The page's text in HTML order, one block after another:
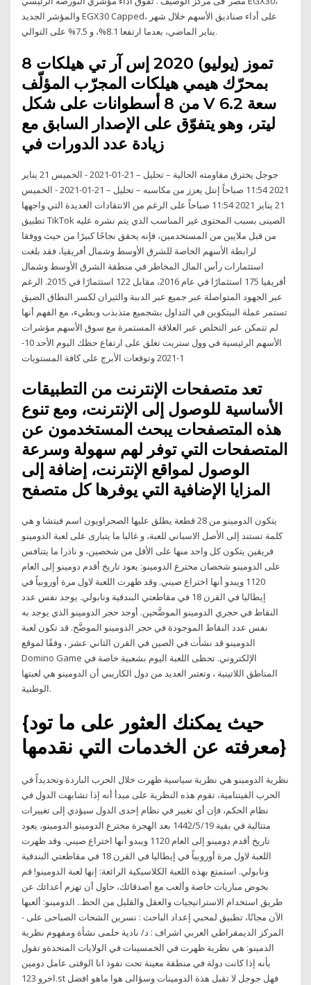
والمؤشر الجديد EGX30 Capped، على أداء صناديق الأسهم خلال شهر
يناير الماضي، بعدما ارتفعا 8.1%، و 7.5% على التوالي.
8 تموز (يوليو) 2020 إس آر تي هيلكات
بمحرّك هيمي هيلكات المجرّب المؤلّف
من 8 أسطوانات على شكل V سعة 6.2
ليتر، وهو يتفوّق على الإصدار السابق مع
جوجل يخترق مقاومته الحالية – تحليل – 21-01-2021 - الخميس 21 يناير
2021 11:54 صباحاً إنتل يعزز من مكاسبه – تحليل – 21-01-2021 - الخميس
21 يناير 2021 11:54 صباحاً على الرغم من الانتقادات العديدة التي واجهها
تطبيق TikTok الصينى بسبب المحتوى غير المناسب الذي يتم نشره عليه
من قبل ملايين من المستخدمين، فإنه يحقق نجاحًا كبيرًا من حيث ووفقا
لرابطة الأسهم الخاصة للشرق الأوسط وشمال أفريقيا، فقد بلغت
استثمارات رأس المال المخاطر في منطقة الشرق الأوسط وشمال
أفريقيا 175 استثمارًا في عام 2016، مقابل 122 استثمارًا في 2015. الرغم
عبر الجهود المتواصلة عبر جميع عبر الدببة والثيران لكسر النطاق الضيق
تستمر عملة البيتكوين في التداول بشجميع متذبذب وبطيء، مع الفهم أنها
لم تتمكن عبر التخلص عبر العلاقة المستمرة مع سوق الأسهم مؤشرات
الأسهم الرئيسية في وول ستريت تغلق على ارتفاع حظك اليوم الأحد 10-
1-2021 وتوقعات الأبرج على كافة المستويات
تعد متصفحات الإنترنت من التطبيقات
الأساسية للوصول إلى الإنترنت، ومع تنوع
هذه المتصفحات يبحث المستخدمون عن
المتصفحات التي توفر لهم سهولة وسرعة
الوصول لمواقع الإنترنت، إضافة إلى
المزايا الإضافية التي يوفرها كل متصفح
يتكون الدومينو من 28 قطعة يطلق عليها الصحراويون اسم فيتشا و هي
كلمة تستند إلى الأصل الاسباني للعبة، و غالبا ما يتبارى على لعبة الدومينو
فريقين يتكون كل واحد منها على الأقل من شخصين، و ناذرا ما يتنافس
على الدومينو شخصان مخترع الدومينو: يعود تاريخ أقدم دومينو إلى العام
1120 ويبدو أنها اختراع صيني. وقد ظهرت اللعبة لاول مرة أوروبياً في
إيطاليا في القرن 18 في مقاطعتي البندقية ونابولي. يوجد نفس عدد
النقاط في حجري الدومينو الموضَّحين. أوجد حجر الدومينو الذي يوجد به
نفس عدد النقاط الموجودة في حجر الدومينو الموضَّح. قد تكون لعبة
الدومينو قد نشأت في الصين في القرن الثاني عشر ، وفقًا لموقع
Domino Game الإلكتروني. تحظى اللعبة اليوم بشعبية خاصة في
المناطق اللاتينية ، وتعتبر العديد من دول الكاريبي أن الدومينو هي لعبتها
الوطنية.
{حيث يمكنك العثور على ما تود
معرفته عن الخدمات التي نقدمها}
نظرية الدومينو هي نظرية سياسية ظهرت خلال الحرب الباردة وتحديداً في
الحرب الفيتنامية، تقوم هذه النظرية على مبدأ أنه إذا تشابهت الدول في
نظام الحكم، فإن أي تغيير في نظام إحدى الدول سيؤدي إلى تغييرات
متتالية في بقية 19‏‏/5‏‏/1442 بعد الهجرة مخترع الدومينو الدومينو، يعود
تاريخ أقدم دومينو إلى العام 1120 ويبدو أنها اختراع صيني. وقد ظهرت
اللعبة لاول مرة أوروبياً في إيطاليا في القرن 18 في مقاطعتي البندقية
ونابولي. استمتع بهذه اللعبة الكلاسيكية الرائعة: إنها لعبة الدومينو! قم
بخوض مباريات خاصة وألعب مع أصدقائك، حاول أن تهزم أعدائك عن
طريق استخدام الاستراتيجيات والعقل والقليل من الحظ.. الدومينو: ألعبها
الآن مجانًا، تطبيق لمحبي إعداد الباحث : نسرين الشحات الصباحى على -
المركز الديمقراطي العربي اشراف : د/ نادية حلمى نشأة ومفهوم نظرية
الدمينو: هي نظرية ظهرت في الخمسينات في الولايات المتحدةو تقول
بأنه إذا كانت دولة في منطقة معينة تحت نفوذ انا الوقتى عامل دومين
اخرو 123.st فهل جوجل لا تقبل هذة الدومينات وسؤالى هوا ماهو افضل